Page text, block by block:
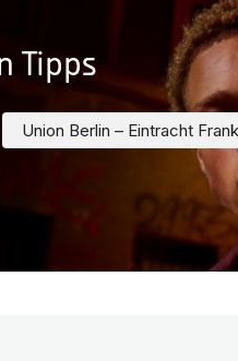
Tipps
Union Berlin – Eintracht